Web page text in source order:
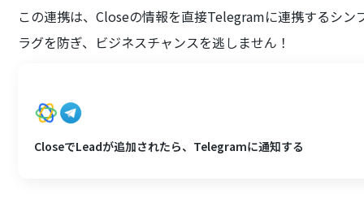
この連携は、Closeの情報を直接Telegramに連携するシ
ラグを防ぎ、ビジネスチャンスを逃しません！
CloseでLeadが追加されたら、Telegramに通知する